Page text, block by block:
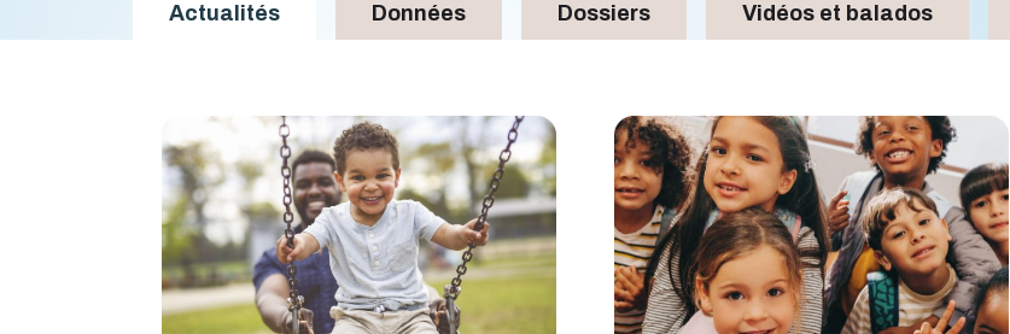
Actualités Données Dossiers Vidéos et balados